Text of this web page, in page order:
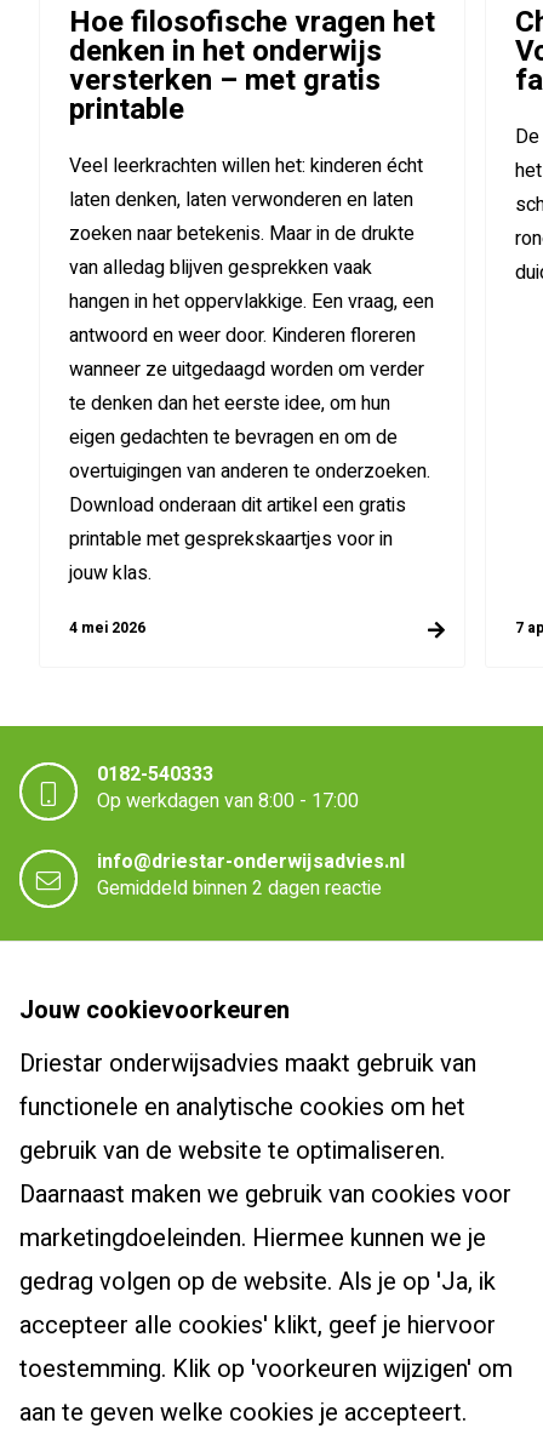
Hoe filosofische vragen het
denken in het onderwijs
versterken – met gratis
printable
Veel leerkrachten willen het: kinderen écht
laten denken, laten verwonderen en laten
zoeken naar betekenis. Maar in de drukte
van alledag blijven gesprekken vaak
hangen in het oppervlakkige. Een vraag, een
antwoord en weer door. Kinderen floreren
wanneer ze uitgedaagd worden om verder
te denken dan het eerste idee, om hun
eigen gedachten te bevragen en om de
overtuigingen van anderen te onderzoeken.
Download onderaan dit artikel een gratis
printable met gesprekskaartjes voor in
jouw klas.
4 mei 2026 7
0182-540333
Op werkdagen van 8:00 - 17:00
info@driestar-onderwijsadvies.nl
Gemiddeld binnen 2 dagen reactie
Driestar onderwijsadvies
Over Driestar onderwijsadvies
Het beroepsprofiel van de leraar
Certificaten en accreditaties
Vacatures
Contact
Klachtenreglement
Cursussen en trajecten
Breindidactiek
Leiderschapsoriëntatietraject
Zoek een cursus
Post-hbo-opleidingen
Bewegingsonderwijs
Taalcoördinator
Specialist Jonge Kind
Schoolopleider PO
School Video Interactie Begeleiding
Actueel
Nieuwsbrief
Nieuws
Blogs
Agenda
Webshop
Bekijk onze producten
Jouw cookievoorkeuren
Driestar onderwijsadvies maakt gebruik van
functionele en analytische cookies om het
gebruik van de website te optimaliseren.
Daarnaast maken we gebruik van cookies voor
marketingdoeleinden. Hiermee kunnen we je
gedrag volgen op de website. Als je op 'Ja, ik
accepteer alle cookies' klikt, geef je hiervoor
toestemming. Klik op 'voorkeuren wijzigen' om
aan te geven welke cookies je accepteert.